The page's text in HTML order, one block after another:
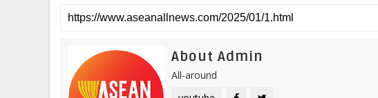
About Admin
All-around